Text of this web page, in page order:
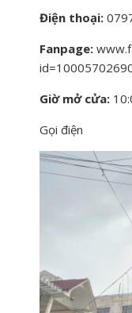
Điện thoại:
Fanpage:
Giờ mở cửa:
Gọi điện